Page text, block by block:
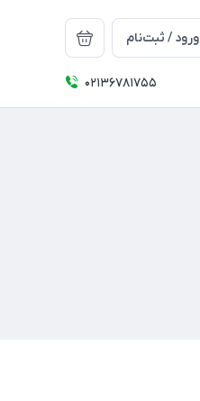
ورود / ثبت‌نام
02136781755